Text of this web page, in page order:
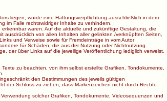
liegen, würde eine Haftungsverpflichtung ausschließlich in dem
im Falle rechtswidriger Inhalte zu verhindern.
waren. Auf die aktuelle und zukünftige Gestaltung, die
ausdrücklich von allen Inhalten aller gelinkten /verknüpften Seiten,
und Verweise sowie für Fremdeinträge in vom Autor
für Schäden, die aus der Nutzung oder Nichtnutzung
der über Links auf die jeweilige Veröffentlichung lediglich verweist.
zu beachten, von ihm selbst erstellte Grafiken, Tondokumente,
den Bestimmungen des jeweils gültigen
der Schluss zu ziehen, dass Markenzeichen nicht durch Rechte
solcher Grafiken, Tondokumente, Videosequenzen und